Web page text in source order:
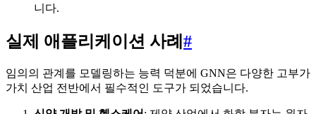
니다.
실제 애플리케이션 사례 #
임의의 관계를 모델링하는 능력 덕분에 GNN은 다양한 고부가
가치 산업 전반에서 필수적인 도구가 되었습니다.